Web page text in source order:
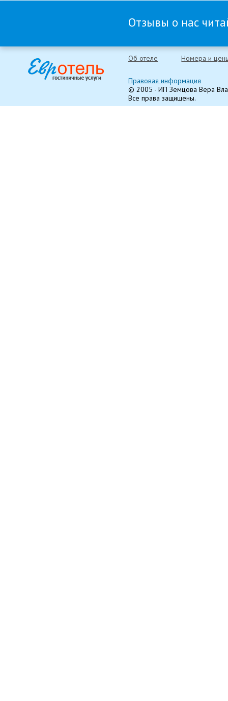
Отзывы о нас
Об отеле Номера и
Правовая информация
© 2005 - ИП Земцова Вера
Все права защищены.